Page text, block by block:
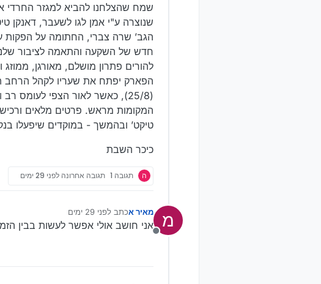
שמח שהצלחנו להביא למגזר החרדי
שנוצרה ע"י אמן לגו לשעבר, דאנקן
הגב’ שרה צברי, החתומה על הפקות
חדש של השקעה והתאמה לציבור
להורים פתרון מושלם, מאורגן,
(25/8), כאשר לאור הצפי
המקומות מראש. פרטים מלאים
טיקט’ ובהמשך - במוקדים שיפעלו
כיכר השבת
ה תגובה 1 תגובה אחרונה לפני 29 ימים
מ
מנותק
מאיר אכתב לפני 29 ימים
נערך לאחרונה על ידי
אני חושב אולי אפשר לעשות בבין